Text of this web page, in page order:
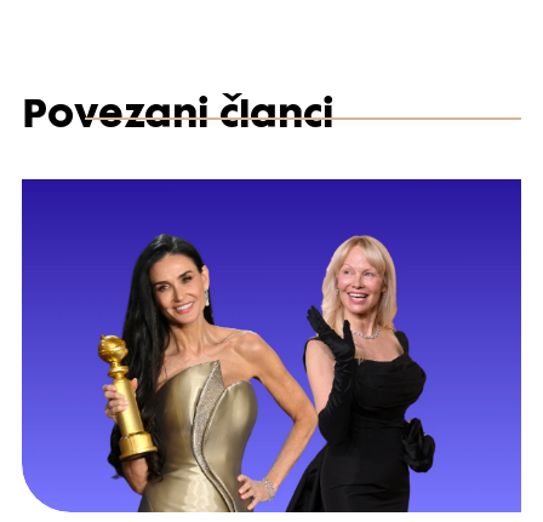
Povezani članci